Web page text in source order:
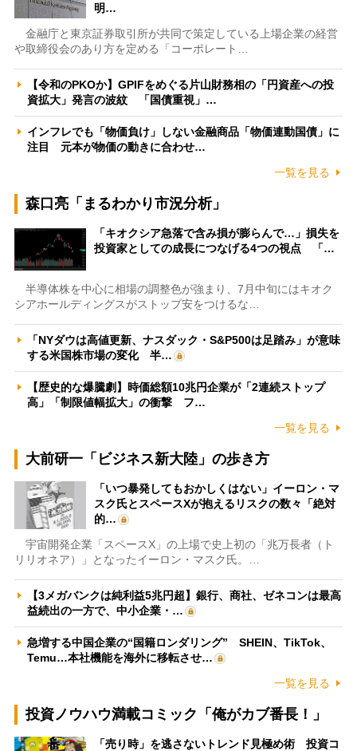
明…
金融庁と東京証券取引所が共同で策定している上場企業の経営
や取締役会のあり方を定める「コーポレート…
【令和のPKOか】GPIFをめぐる片山財務相の「円資産への投
資拡大」発言の波紋 「国債重視」…
インフレでも「物価負け」しない金融商品「物価連動国債」に
注目 元本が物価の動きに合わせ…
一覧を見る
森口亮「まるわかり市況分析」
「キオクシア急落で含み損が膨らんで…」損失を
投資家としての成長につなげる4つの視点 「…
半導体株を中心に相場の調整色が強まり、7月中旬にはキオク
シアホールディングスがストップ安をつけるな…
「NYダウは高値更新、ナスダック・S&P500は足踏み」が意味
する米国株市場の変化 半…
【歴史的な爆騰劇】時価総額10兆円企業が「2連続ストップ
高」「制限値幅拡大」の衝撃 フ…
一覧を見る
大前研一「ビジネス新大陸」の歩き方
「いつ暴発してもおかしくはない」イーロン・マ
スク氏とスペースXが抱えるリスクの数々「絶対
的…
宇宙開発企業「スペースX」の上場で史上初の「兆万長者（ト
リリオネア）」となったイーロン・マスク氏。…
【3メガバンクは純利益5兆円超】銀行、商社、ゼネコンは最高
益続出の一方で、中小企業・…
急増する中国企業の“国籍ロンダリング” SHEIN、TikTok、
Temu…本社機能を海外に移転させ…
一覧を見る
投資ノウハウ満載コミック「俺がカブ番長！」
「売り時」を逃さないトレンド見極め術 投資コ